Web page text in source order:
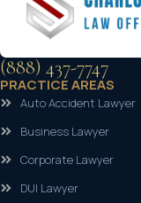
(888) 437-7747
PRACTICE AREAS
Auto Accident Lawyer
Business Lawyer
Corporate Lawyer
DUI Lawyer